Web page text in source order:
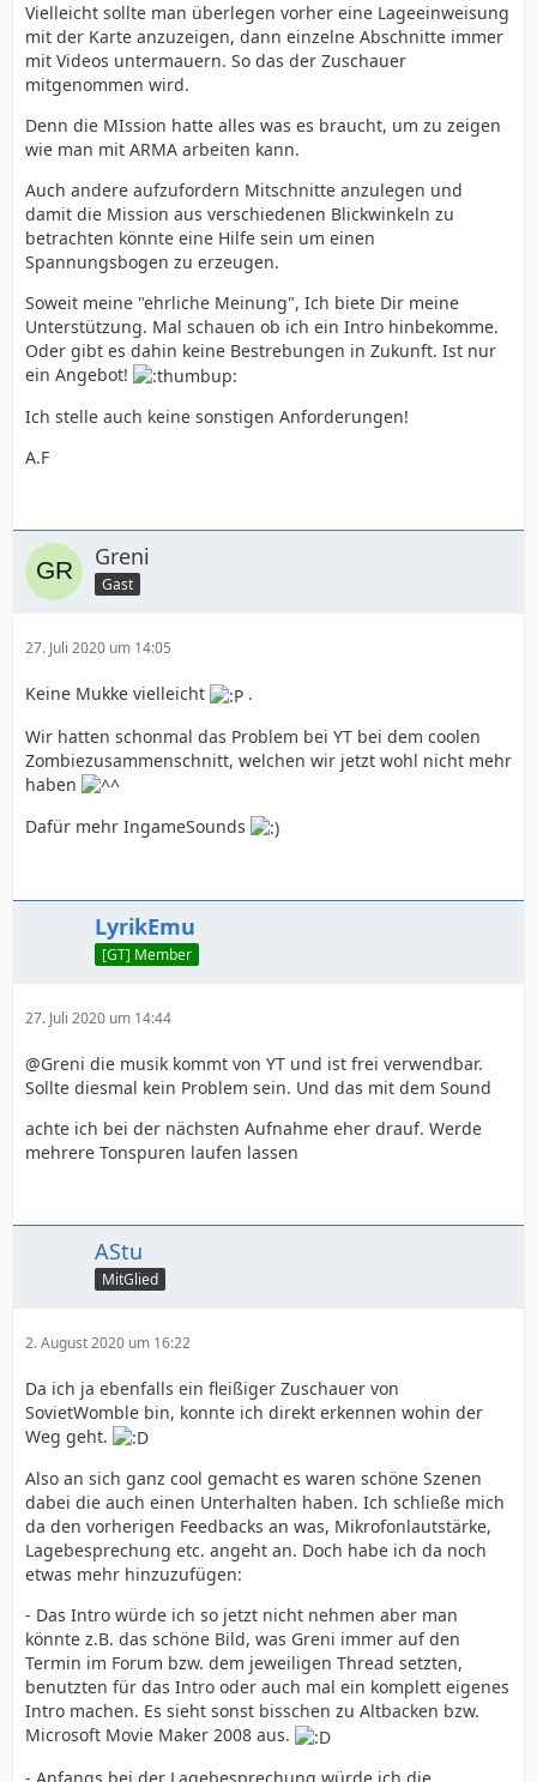
Vielleicht sollte man überlegen vorher eine Lageeinweisung
mit der Karte anzuzeigen, dann einzelne Abschnitte immer
mit Videos untermauern. So das der Zuschauer
mitgenommen wird.
Denn die MIssion hatte alles was es braucht, um zu zeigen
wie man mit ARMA arbeiten kann.
Auch andere aufzufordern Mitschnitte anzulegen und
damit die Mission aus verschiedenen Blickwinkeln zu
betrachten könnte eine Hilfe sein um einen
Spannungsbogen zu erzeugen.
Soweit meine "ehrliche Meinung", Ich biete Dir meine
Unterstützung. Mal schauen ob ich ein Intro hinbekomme.
Oder gibt es dahin keine Bestrebungen in Zukunft. Ist nur
ein Angebot!
Ich stelle auch keine sonstigen Anforderungen!
A.F
Greni
Gast
27. Juli 2020 um 14:05
Keine Mukke vielleicht
.
Wir hatten schonmal das Problem bei YT bei dem coolen
Zombiezusammenschnitt, welchen wir jetzt wohl nicht mehr
haben
Dafür mehr IngameSounds
LyrikEmu
[GT] Member
27. Juli 2020 um 14:44
@Greni die musik kommt von YT und ist frei verwendbar.
Sollte diesmal kein Problem sein. Und das mit dem Sound
achte ich bei der nächsten Aufnahme eher drauf. Werde
mehrere Tonspuren laufen lassen
AStu
MitGlied
2. August 2020 um 16:22
Da ich ja ebenfalls ein fleißiger Zuschauer von
SovietWomble bin, konnte ich direkt erkennen wohin der
Weg geht.
Also an sich ganz cool gemacht es waren schöne Szenen
dabei die auch einen Unterhalten haben. Ich schließe mich
da den vorherigen Feedbacks an was, Mikrofonlautstärke,
Lagebesprechung etc. angeht an. Doch habe ich da noch
etwas mehr hinzuzufügen:
- Das Intro würde ich so jetzt nicht nehmen aber man
könnte z.B. das schöne Bild, was Greni immer auf den
Termin im Forum bzw. dem jeweiligen Thread setzten,
benutzten für das Intro oder auch mal ein komplett eigenes
Intro machen. Es sieht sonst bisschen zu Altbacken bzw.
Microsoft Movie Maker 2008 aus.
- Anfangs bei der Lagebesprechung würde ich die